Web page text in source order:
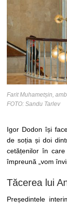
Farit Muhametșin,
FOTO: Sandu Tarlev
Igor Dodon își
de soția și doi
cetățenilor în
împreună „vom
Tăcerea lui
Președintele